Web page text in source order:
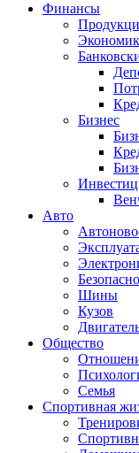
Финансы
Бизнес
Авто
Шины
Кузов
Общество
Семья
Спортивная